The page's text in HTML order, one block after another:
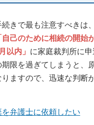
きで最も注意すべきは
自己のために相続の開始
以内」 に家庭裁判所に
期限を過ぎてしまうと、
ますので、迅速な判断
弁護士に依頼したい